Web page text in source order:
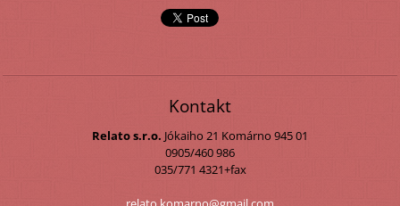
Kontakt
Relato s.r.o. Jókaiho 21 Komárno 945 01
0905/460 986
035/771 4321+fax